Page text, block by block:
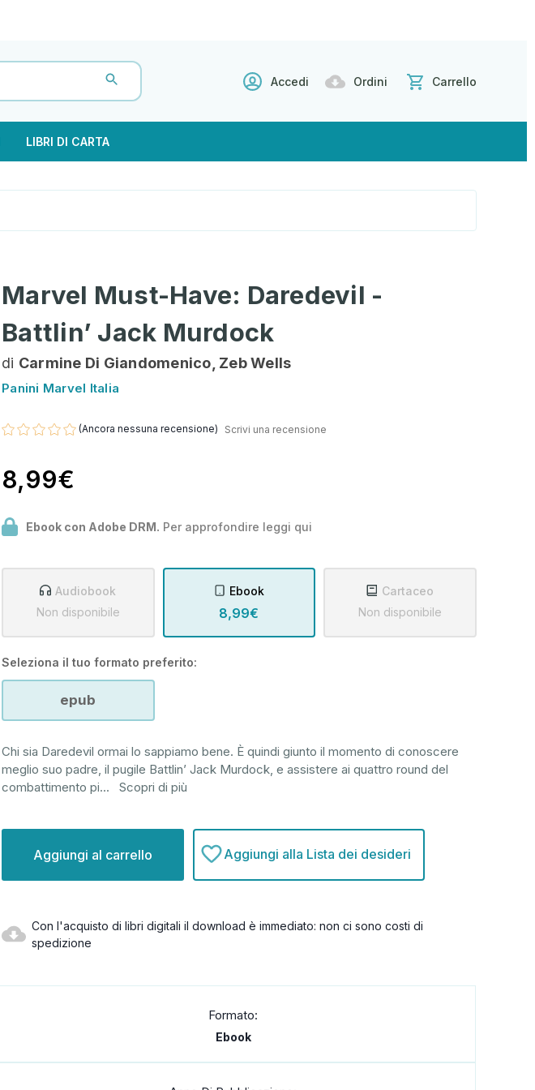
Accedi Ordini Carrello
LIBRI DI CARTA
Marvel Must-Have: Daredevil -
Battlin’ Jack Murdock
di Carmine Di Giandomenico, Zeb Wells
Panini Marvel Italia
(Ancora nessuna recensione) Scrivi una recensione
8,99€
Ebook con Adobe DRM. Per approfondire leggi qui
Audiobook
Non disponibile
Ebook
8,99€
Cartaceo
Non disponibile
Seleziona il tuo formato preferito:
epub
Chi sia Daredevil ormai lo sappiamo bene. È quindi giunto il momento di conoscere
meglio suo padre, il pugile Battlin’ Jack Murdock, e assistere ai quattro round del
combattimento pi... Scopri di più
attuale:
Aggiungi alla Lista dei desideri
Con l'acquisto di libri digitali il download è immediato: non ci sono costi di
spedizione
Formato:
Ebook